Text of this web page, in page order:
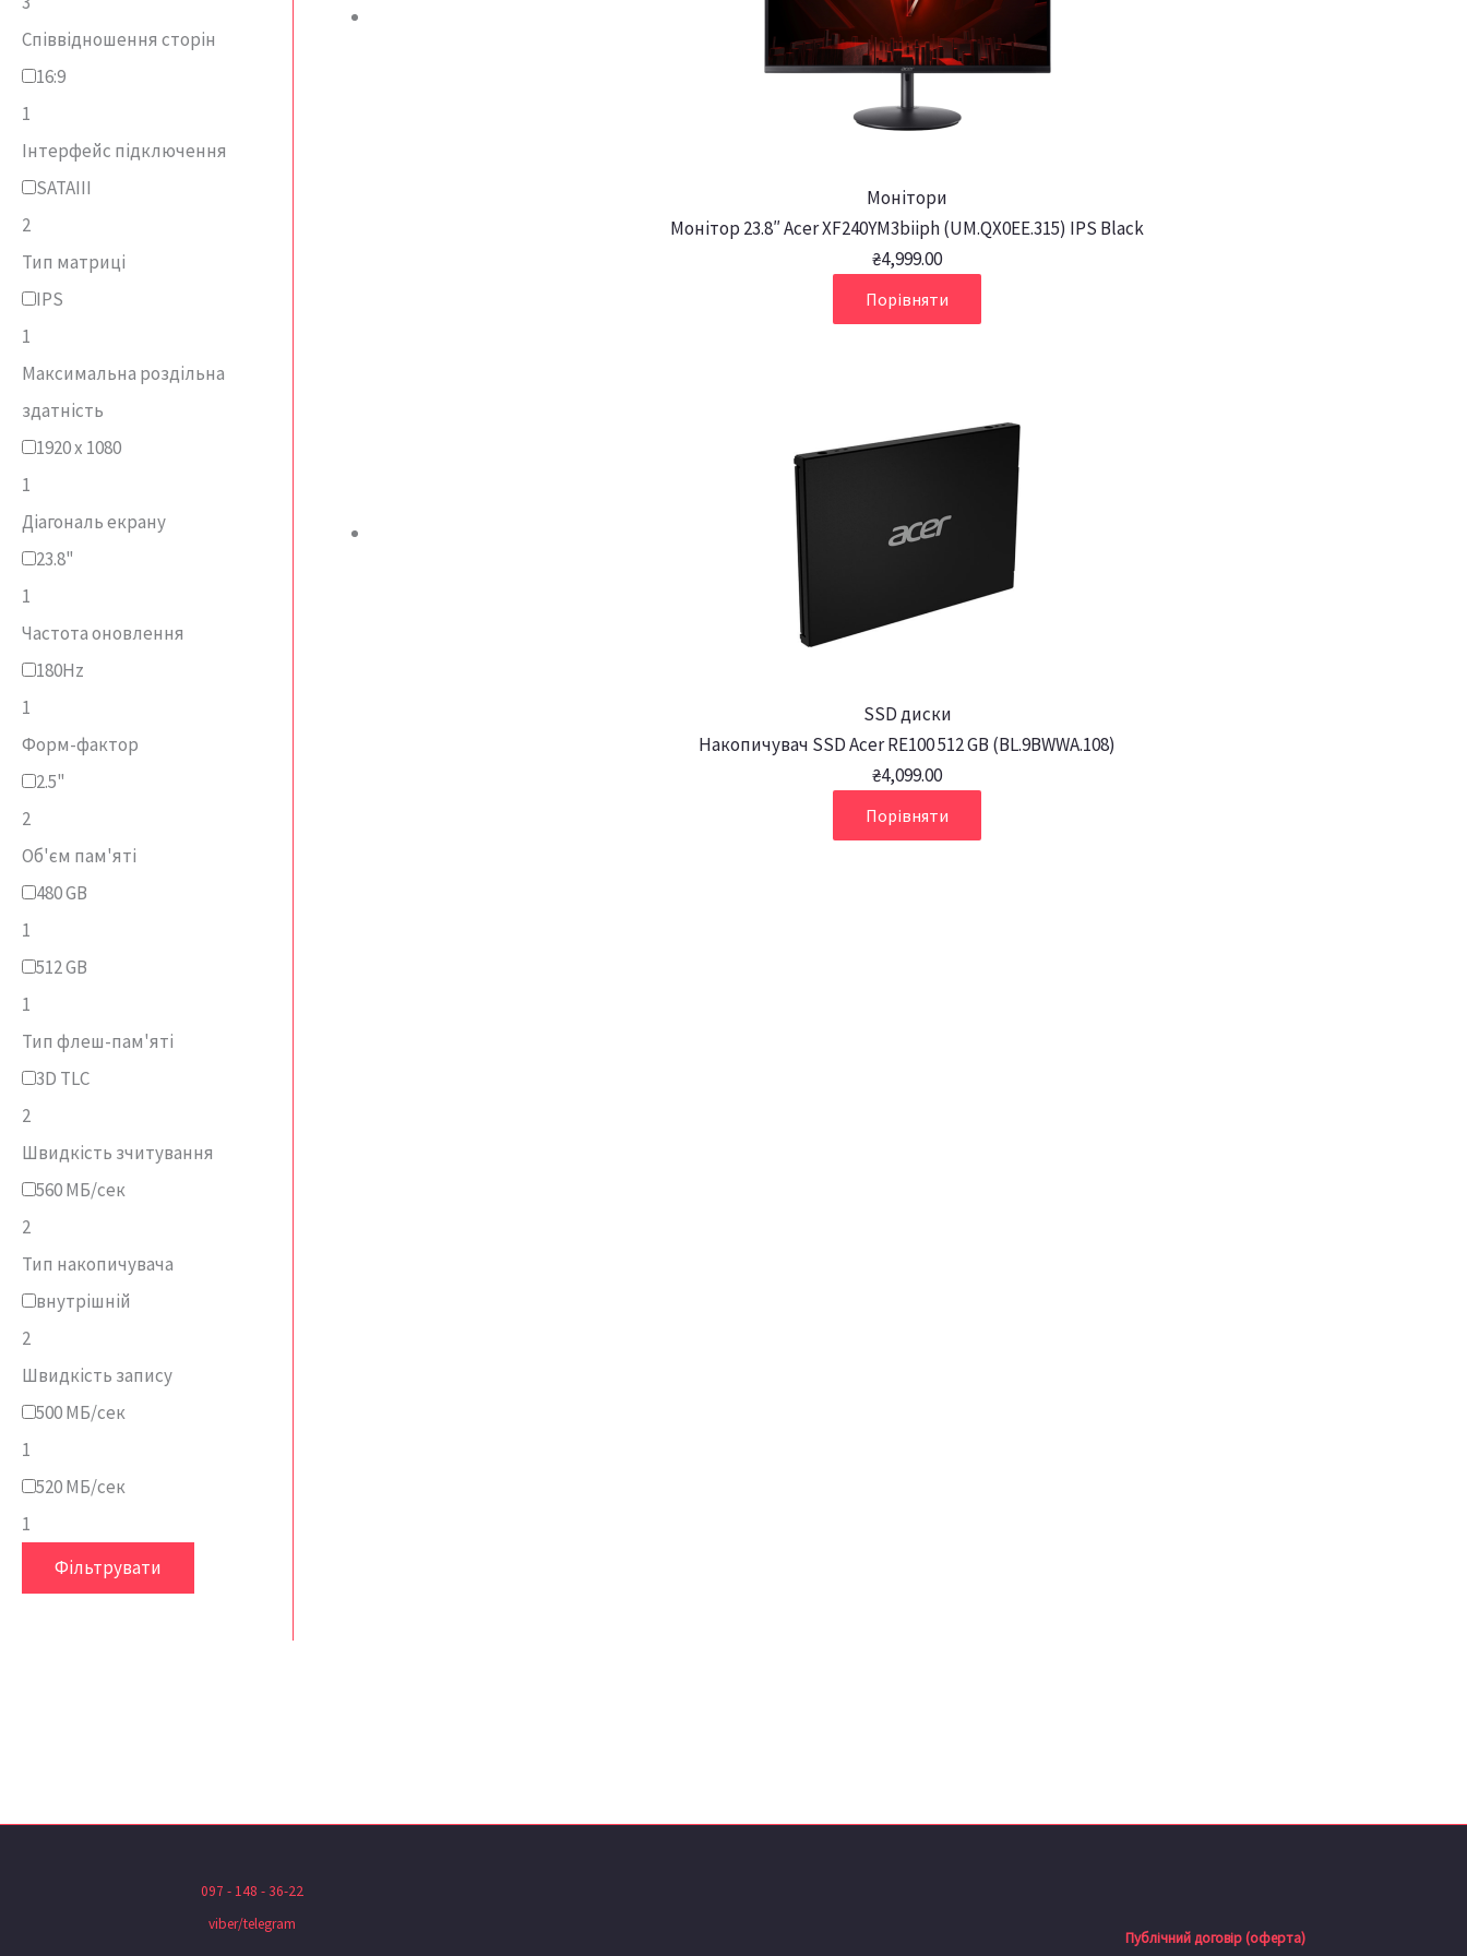
Співвідношення сторін
16:9
1
Інтерфейс підключення
SATAIII
2
Тип матриці
IPS
1
Максимальна роздільна
здатність
1920 x 1080
1
Діагональ екрану
23.8"
1
Частота оновлення
180Hz
1
Форм-фактор
2.5"
2
Об'єм пам'яті
480 GB
1
512 GB
1
Тип флеш-пам'яті
3D TLC
2
Швидкість зчитування
560 МБ/сек
2
Тип накопичувача
внутрішній
2
Швидкість запису
500 МБ/сек
1
520 МБ/сек
1
Фільтрувати
Монітори
Монітор 23.8″ Acer XF240YM3biiph (UM.QX0EE.315) IPS Black
₴4,999.00
Порівняти
SSD диски
Накопичувач SSD Acer RE100 512 GB (BL.9BWWA.108)
₴4,099.00
Порівняти
097 - 148 - 36-22
viber/telegram
Публічний договір (оферта)